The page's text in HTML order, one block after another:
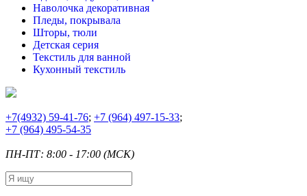
Наволочка декоративная
Пледы, покрывала
Шторы, тюли
Детская серия
Текстиль для ванной
Кухонный текстиль
+7(4932) 59-41-76; +7 (964) 497-15-33;
+7 (964) 495-54-35
ПН-ПТ: 8:00 - 17:00 (МСК)